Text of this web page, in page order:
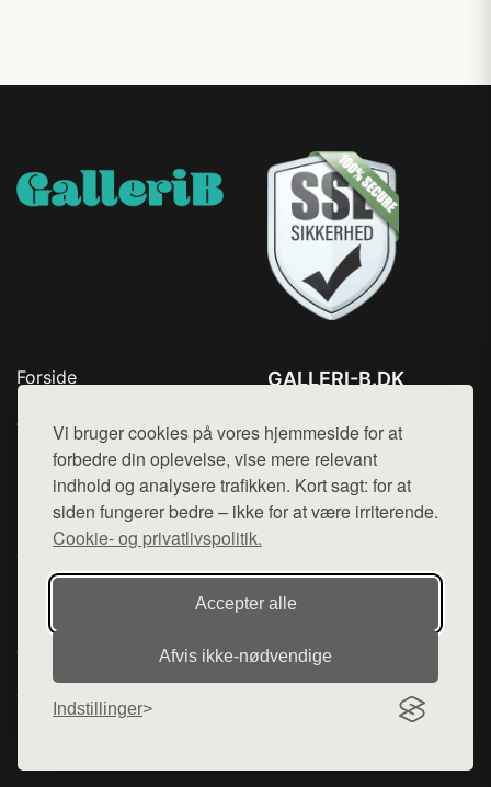
Vi bruger cookies på vores hjemmeside for at
forbedre din oplevelse, vise mere relevant
indhold og analysere trafikken. Kort sagt: for at
siden fungerer bedre – ikke for at være irriterende.
Cookie- og privatlivspolitik.
Accepter alle
Afvis ikke‑nødvendige
Indstillinger
Forside
Top Rabatter
Blog
Kontakt
GALLERI-B.DK
Mail: hej@want.dk
Cookie- og privatlivspolitik
Denne side er en del af want.dk, der udgiver en række
hjemmesider med præsentation af forskellige produkter fra
diverse webshops. Der sælges ikke varer fra denne side - vi
henviser til de shops, som sælger varen. Vi har heller ikke
varerne på lager.